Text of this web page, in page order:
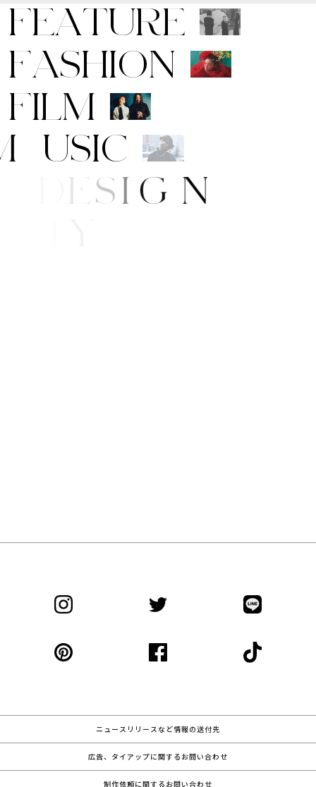
FEATURE
FASHION
FILM
M USIC
T/D ES IG
ニュースリリースなど情報の送付先
広告、タイアップに関するお問い合わせ
制作依頼に関するお問い合わせ